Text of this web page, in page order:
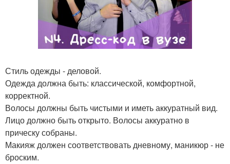
Стиль одежды - деловой.
Одежда должна быть: классической, комфортной,
корректной.
Волосы должны быть чистыми и иметь аккуратный вид.
Лицо должно быть открыто. Волосы аккуратно в
прическу собраны.
Макияж должен соответствовать дневному, маникюр - не
броским.